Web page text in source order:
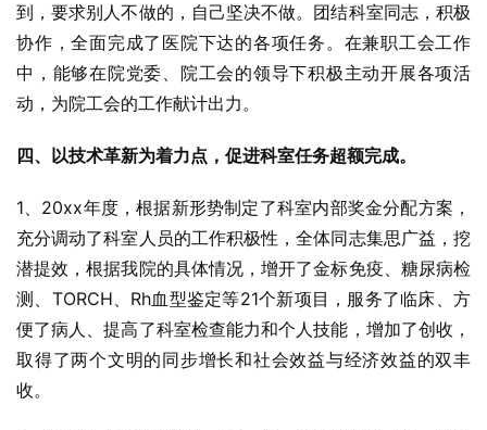
到，要求别人不做的，自己坚决不做。团结科室同志，积极
协作，全面完成了医院下达的各项任务。在兼职工会工作
中，能够在院党委、院工会的领导下积极主动开展各项活
动，为院工会的工作献计出力。
四、以技术革新为着力点，促进科室任务超额完成。
1、20xx年度，根据新形势制定了科室内部奖金分配方案，
充分调动了科室人员的工作积极性，全体同志集思广益，挖
潜提效，根据我院的具体情况，增开了金标免疫、糖尿病检
测、TORCH、Rh血型鉴定等21个新项目，服务了临床、方
便了病人、提高了科室检查能力和个人技能，增加了创收，
取得了两个文明的同步增长和社会效益与经济效益的双丰
收。